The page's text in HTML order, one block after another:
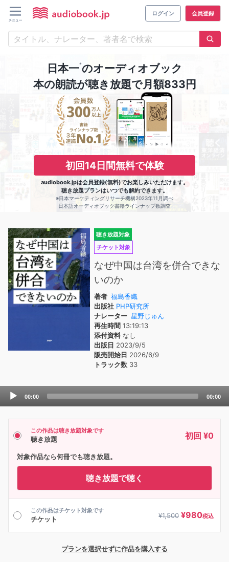
ログイン 会員登録
日本一※のオーディオブック
本の朗読が聴き放題で月額833円
初回14日間無料で体験
audiobook.jpは会員登録(無料)でお楽しみいただけます。
聴き放題プランはいつでも解約できます。
※日本マーケティングリサーチ機構2023年11月調べ
日本語オーディオブック書籍ラインナップ数調査
聴き放題対象
チケット対象
なぜ中国は台湾を併合できな
いのか
著者 福島香織
出版社 PHP研究所
ナレーター 星野じゅん
再生時間 13:19:13
添付資料なし
出版日 2023/9/5
販売開始日 2026/6/9
トラック数 33
Audio
00:00 00:00
この作品は聴き放題対象です
聴き放題 初回 ¥0
対象作品なら何冊でも聴き放題。
聴き放題で聴く
この作品はチケット対象です
チケット ¥1,500 ¥980税込
プランを選択せずに作品を購入する